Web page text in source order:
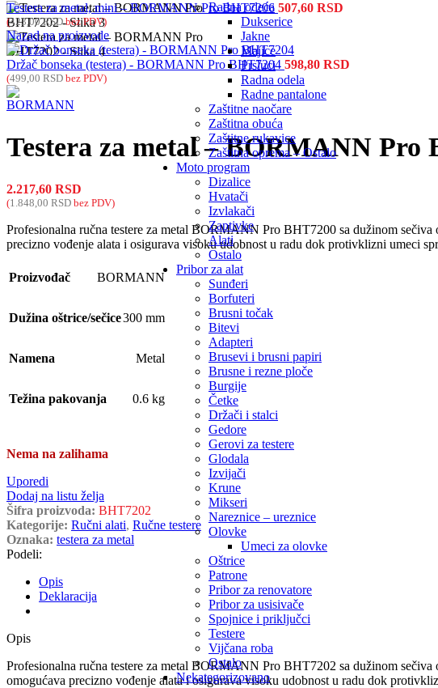
Radna odeća
Dukserice
Jakne
Majice
Prsluci
Radna odela
Radne pantalone
Zaštitne naočare
Zaštitna obuća
Zaštitne rukavice
Zaštitna oprema – Ostalo
Moto program
Dizalice
Hvatači
Izvlakači
Zaptivke
Alati
Ostalo
Pribor za alat
Sunđeri
Borfuteri
Brusni točak
Bitevi
Adapteri
Brusevi i brusni papiri
Brusne i rezne ploče
Burgije
Četke
Držači i stalci
Gedore
Gerovi za testere
Glodala
Izvijači
Krune
Mikseri
Nareznice – ureznice
Olovke
Umeci za olovke
Oštrice
Patrone
Pribor za renovatore
Pribor za usisivače
Spojnice i priključci
Testere
Vijčana roba
Ostalo
Nekategorizovano
Testera za metal, mini – BORMANN Pro BHT7206 507,60 RSD
(423,00RSDbez PDV)
Nazad na proizvode
Držač bonseka (testera) - BORMANN Pro BHT7204 598,80 RSD
(499,00 RSD bez PDV)
Testera za metal – BORMANN Pro
2.217,60 RSD
(1.848,00 RSD bez PDV)
Profesionalna ručna testere za metal BORMANN Pro BHT7200 sa dužinom
precizno vođenje alata i osigurava visoku udobnost u radu dok protivklizni umeci
Proizvođač BORMANN
Dužina oštrice/sečice300 mm
Namena Metal
Težina pakovanja 0.6 kg
Nema na zalihama
Uporedi
Dodaj na listu želja
Šifra proizvoda: BHT7202
Kategorije: Ručni alati, Ručne testere
Oznaka: testera za metal
Podeli:
Opis
Deklaracija
Opis
Profesionalna ručna testere za metal BORMANN Pro BHT7202 sa dužinom
omogućava precizno vođenje alata i osigurava visoku udobnost u radu dok